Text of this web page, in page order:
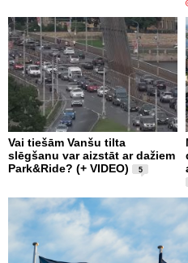
Vai tiešām Vanšu tilta
slēgšanu var aizstāt ar dažiem
Park&Ride? (+ VIDEO)
5